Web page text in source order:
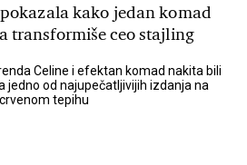
kako jedan komad
transformiše ceo stajling
Celine i efektan komad nakita bili
jedno od najupečatljivijih izdanja na
crvenom tepihu